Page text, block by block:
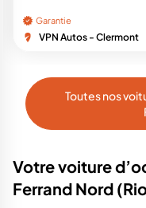
Garantie
VPN Autos - Clermont
Toutes nos
Votre voiture
Ferrand Nord